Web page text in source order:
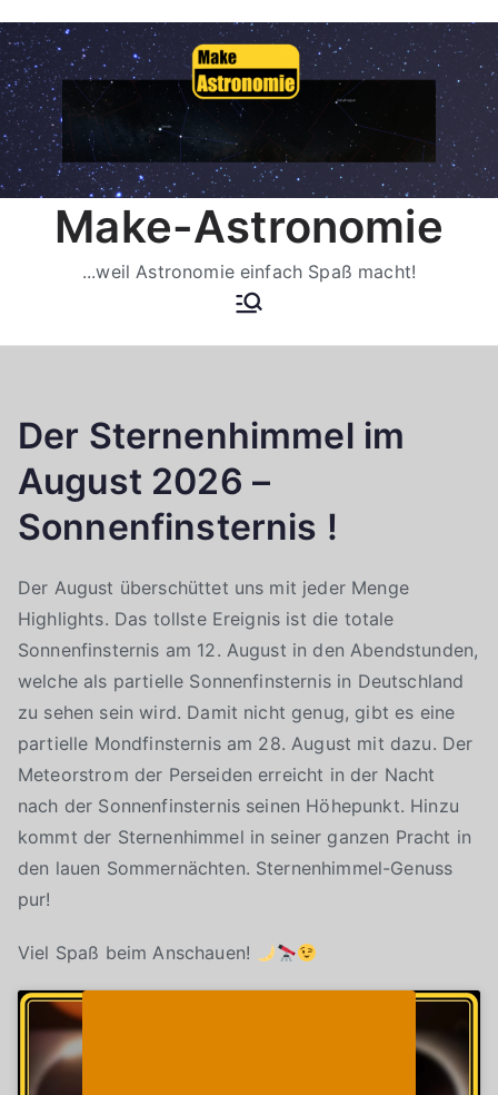
Inhalt
springen
Make-Astronomie
...weil Astronomie einfach Spaß macht!
Der Sternenhimmel im
August 2026 –
Sonnenfinsternis !
Der August überschüttet uns mit jeder Menge
Highlights. Das tollste Ereignis ist die totale
Sonnenfinsternis am 12. August in den Abendstunden,
welche als partielle Sonnenfinsternis in Deutschland
zu sehen sein wird. Damit nicht genug, gibt es eine
partielle Mondfinsternis am 28. August mit dazu. Der
Meteorstrom der Perseiden erreicht in der Nacht
nach der Sonnenfinsternis seinen Höhepunkt. Hinzu
kommt der Sternenhimmel in seiner ganzen Pracht in
den lauen Sommernächten. Sternenhimmel-Genuss
pur!
Viel Spaß beim Anschauen!